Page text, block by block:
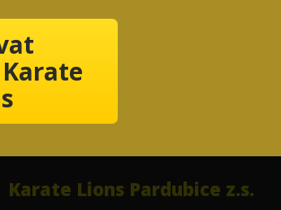
Karate Lions Pardubice z.s.